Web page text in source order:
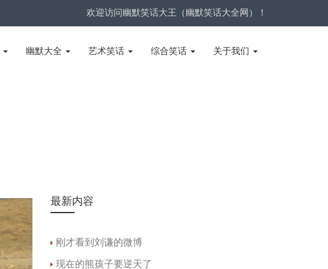
欢迎访问幽默笑话大王（幽默笑话大全网）！
幽默大全 艺术笑话 综合笑话 关于我们
最新内容
刚才看到刘谦的微博
现在的熊孩子要逆天了